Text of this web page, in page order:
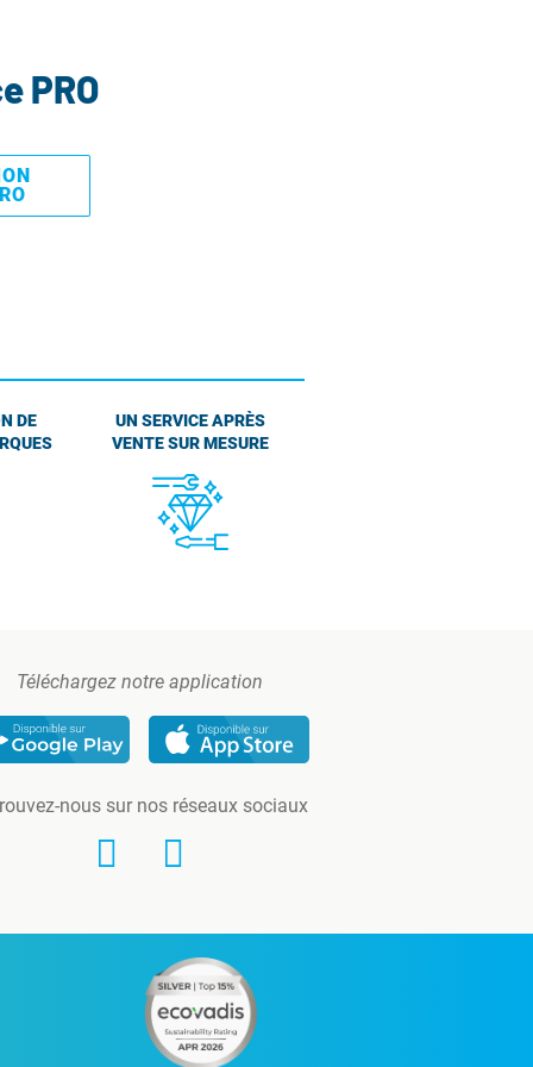
PRO
DE
UN SERVICE APRÈS
VENTE SUR MESURE
Téléchargez notre application
nous sur nos réseaux sociaux